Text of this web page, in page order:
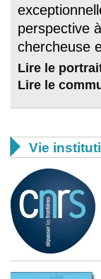
perspective
chercheuse
Lire le
Lire le
 Vie